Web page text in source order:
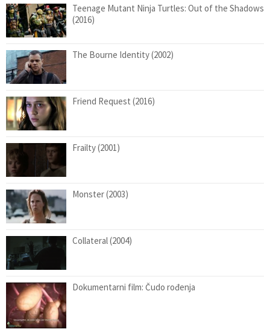
Teenage Mutant Ninja Turtles: Out of the Shadows
(2016)
The Bourne Identity (2002)
Friend Request (2016)
Frailty (2001)
Monster (2003)
Collateral (2004)
Dokumentarni film: Čudo rođenja